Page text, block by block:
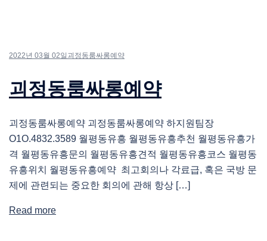
2022년 03월 02일 괴정동룸싸롱예약
괴정동룸싸롱예약
괴정동룸싸롱예약 괴정동룸싸롱예약 하지원팀장
O1O.4832.3589 월평동유흥 월평동유흥추천 월평동유흥가
격 월평동유흥문의 월평동유흥견적 월평동유흥코스 월평동
유흥위치 월평동유흥예약 최고회의나 각료급, 혹은 국방 문
제에 관련되는 중요한 회의에 관해 항상 […]
Read more